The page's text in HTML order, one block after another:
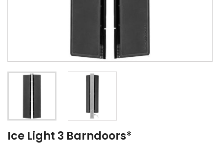
Ice Light 3 Barndoors*